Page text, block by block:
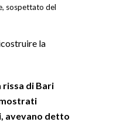
sospettato del
la
rissa di Bari
avevano detto